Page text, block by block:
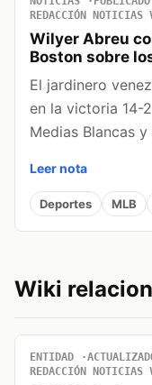
REDACCIÓN NOTICIAS
Wilyer Abreu
Boston sobre
El jardinero
en la victoria 14-
Medias Blancas
Leer nota
Deportes MLB
Wiki
ENTIDAD
REDACCIÓN NOTICIAS